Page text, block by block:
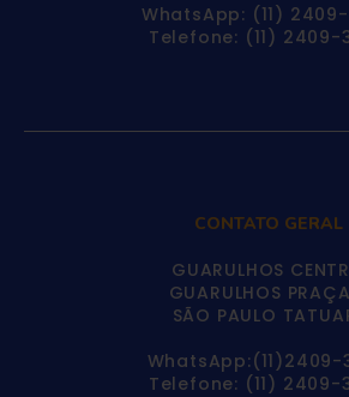
CONTATO GERAL
GUARULHOS
GUARULHOS
SÃO PAULO
WhatsApp:(11)2409-
Telefone: (11) 2409-
WhatsApp: (11)
Telefone: (11) 2409-